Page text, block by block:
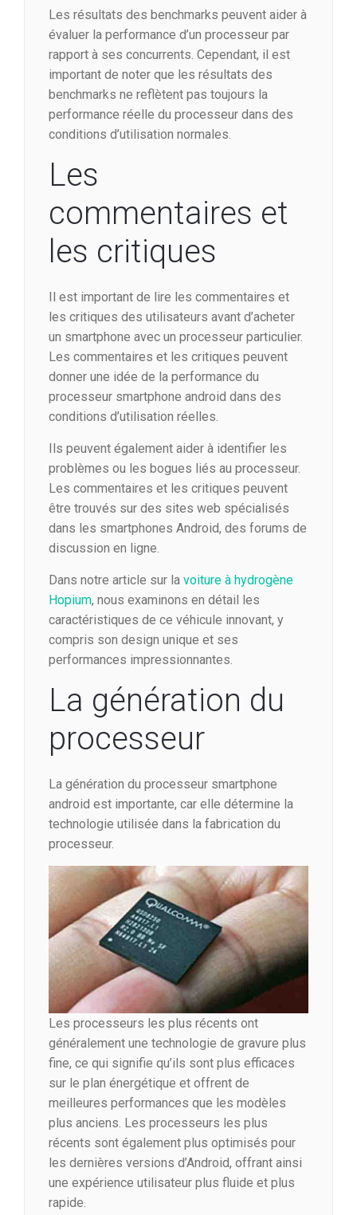
Les résultats des benchmarks peuvent aider à
évaluer la performance d’un processeur par
rapport à ses concurrents. Cependant, il est
important de noter que les résultats des
benchmarks ne reflètent pas toujours la
performance réelle du processeur dans des
conditions d’utilisation normales.
Les
commentaires et
les critiques
Il est important de lire les commentaires et
les critiques des utilisateurs avant d’acheter
un smartphone avec un processeur particulier.
Les commentaires et les critiques peuvent
donner une idée de la performance du
processeur smartphone android dans des
conditions d’utilisation réelles.
Ils peuvent également aider à identifier les
problèmes ou les bogues liés au processeur.
Les commentaires et les critiques peuvent
être trouvés sur des sites web spécialisés
dans les smartphones Android, des forums de
discussion en ligne.
Dans notre article sur la voiture à hydrogène
Hopium, nous examinons en détail les
caractéristiques de ce véhicule innovant, y
compris son design unique et ses
performances impressionnantes.
La génération du
processeur
La génération du processeur smartphone
android est importante, car elle détermine la
technologie utilisée dans la fabrication du
processeur.
Les processeurs les plus récents ont
généralement une technologie de gravure plus
fine, ce qui signifie qu’ils sont plus efficaces
sur le plan énergétique et offrent de
meilleures performances que les modèles
plus anciens. Les processeurs les plus
récents sont également plus optimisés pour
les dernières versions d’Android, offrant ainsi
une expérience utilisateur plus fluide et plus
rapide.